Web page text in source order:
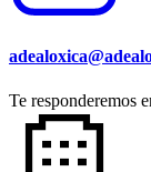
Te responderemos